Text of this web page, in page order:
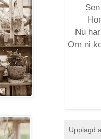
Nu
Om ni
Upplagd